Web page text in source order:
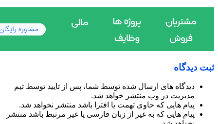
ثبت دیدگاه
دیدگاه های ارسال شده توسط شما، پس از تایید توسط تیم
مدیریت در وب منتشر خواهد شد.
پیام هایی که حاوی تهمت یا افترا باشد منتشر نخواهد شد.
پیام هایی که به غیر از زبان فارسی یا غیر مرتبط باشد منتشر